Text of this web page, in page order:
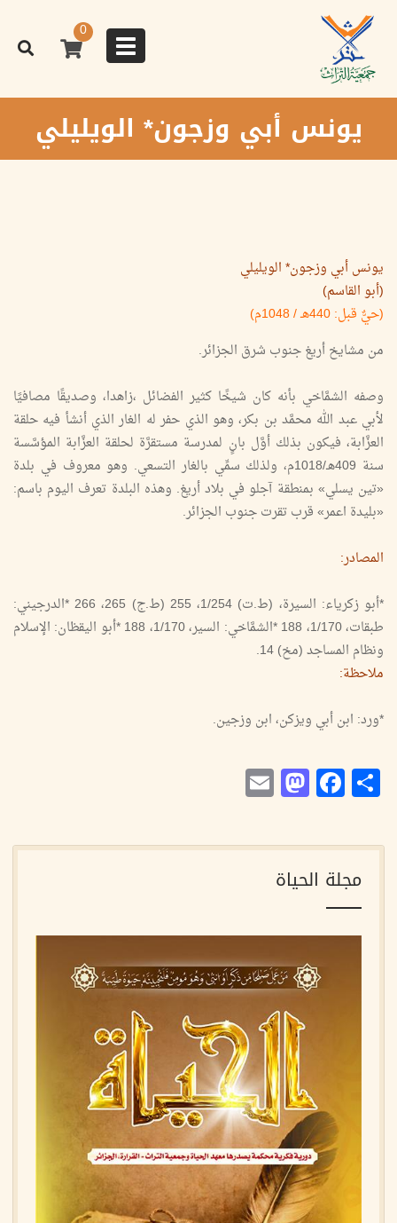
المحتوى
الرئيسي
Toggle
navigation
0
يونس أبي وزجون* الويليلي
يونس أبي وزجون* الويليلي
(أبو القاسم)
(حيٌّ قبل: 440هـ / 1048م)
من مشايخ أريغ جنوب شرق الجزائر.
وصفه الشمَّاخي بأنه كان شيخًا كثير الفضائل ،زاهدا، وصديقًا مصافيًا
لأبي عبد الله محمَّد بن بكر، وهو الذي حفر له الغار الذي أنشأ فيه حلقة
العزَّابة، فيكون بذلك أوَّل بانٍ لمدرسة مستقرَّة لحلقة العزَّابة المؤسَّسة
سنة 409هـ/1018م، ولذلك سمِّي بالغار التسعي. وهو معروف في بلدة
«تين يسلي» بمنطقة آجلو في بلاد أريغ. وهذه البلدة تعرف اليوم باسم:
«بليدة اعمر» قرب تقرت جنوب الجزائر.
المصادر:
*أبو زكرياء: السيرة، (ط.ت) 1/254، 255 (ط.ج) 265، 266 *الدرجيني:
طبقات، 1/170، 188 *الشمَّاخي: السير، 1/170، 188 *أبو اليقظان: الإسلام
ونظام المساجد (مخ) 14.
ملاحظة:
*ورد: ابن أبي ويزكن، ابن وزجين.
Share
Facebook
Mastodon
مجلة الحياة